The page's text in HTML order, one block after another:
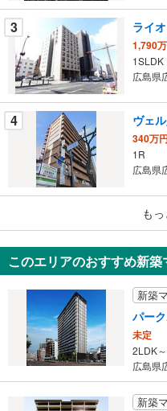
ペ
ー
に
保
存
す
る
3 ライ
1,790
1SLDK
広島県
4 ヴェ
340万
1R
広島県
成
コー
1,730
2LDK
も
このエリアのおすすめ新築
新築
パー
未定
2LDK
広島県
新築